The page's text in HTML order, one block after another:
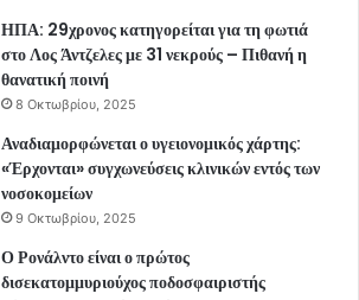
ΗΠΑ: 29χρονος κατηγορείται για τη φωτιά
στο Λος Άντζελες με 31 νεκρούς – Πιθανή η
θανατική ποινή
8 Οκτωβρίου, 2025
Αναδιαμορφώνεται ο υγειονομικός χάρτης:
«Έρχονται» συγχωνεύσεις κλινικών εντός των
νοσοκομείων
9 Οκτωβρίου, 2025
Ο Ρονάλντο είναι ο πρώτος
δισεκατομμυριούχος ποδοσφαιριστής